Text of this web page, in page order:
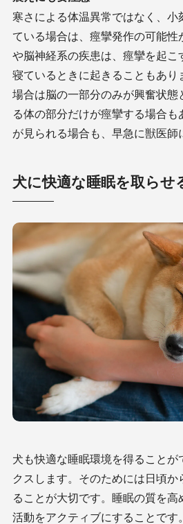
寒さによる体温異常ではなく、小
ている場合は、痙攣発作の可能性
や脳神経系の疾患は、痙攣を起こ
寝ているときに起きることもあり
場合は脳の一部分のみが興奮状態
る体の部分だけが痙攣する場合も
が見られる場合も、早急に獣医師
犬に快適な睡眠を取らせ
犬も快適な睡眠環境を得ることが
クスします。そのためには日頃
ることが大切です。睡眠の質を
活動をアクティブにすることです